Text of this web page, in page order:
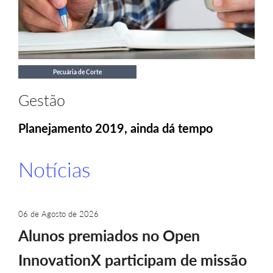
Pecuária de Corte
Gestão
Planejamento 2019, ainda dá tempo
Notícias
06 de Agosto de 2026
Alunos premiados no Open
InnovationX participam de missão